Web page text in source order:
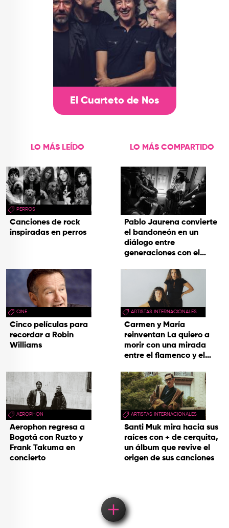
El Cuarteto de Nos
LO MÁS LEÍDO
PERROS
Canciones de rock
inspiradas en perros
CINE
Cinco películas para
recordar a Robin
Williams
AEROPHON
Aerophon regresa a
Bogotá con Ruzto y
Frank Takuma en
concierto
LO MÁS COMPARTIDO
Pablo Jaurena convierte
el bandoneón en un
diálogo entre
generaciones con el
hecho cenizas
ARTISTAS INTERNACIONALES
Carmen y María
reinventan La quiero a
morir con una mirada
entre el flamenco y el
ARTISTAS INTERNACIONALES
Santi Muk mira hacia sus
raíces con + de cerquita,
un álbum que revive el
origen de sus canciones